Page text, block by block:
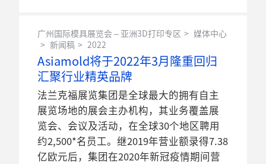
广州国际模具展览会 – 亚洲3D打印专区
媒体中心
新闻稿
2022
Asiamold将于2022年3月隆重回归
汇聚行业精英品牌
法兰克福展览集团是全球最大的拥有自主
展览场地的展会主办机构，其业务覆盖展
览会、会议及活动，在全球30个地区聘用
约2,500*名员工。继2019年营业额录得7.38
亿欧元后，集团在2020年新冠疫情期间营